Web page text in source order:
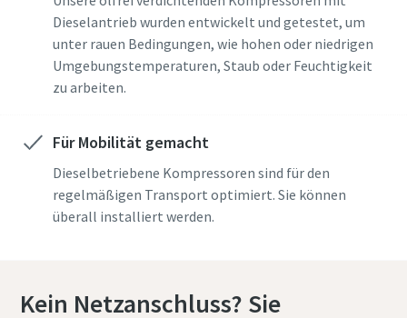
Dieselantrieb wurden entwickelt und getestet, um
unter rauen Bedingungen, wie hohen oder niedrigen
Umgebungstemperaturen, Staub oder Feuchtigkeit
zu arbeiten.
Für Mobilität gemacht
Dieselbetriebene Kompressoren sind für den
regelmäßigen Transport optimiert. Sie können
überall installiert werden.
Kein Netzanschluss? Sie